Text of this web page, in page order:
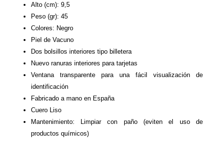
Alto (cm): 9,5
Peso (gr): 45
Colores: Negro
Piel de Vacuno
Dos bolsillos interiores tipo billetera
Nuevo ranuras interiores para tarjetas
Ventana transparente para una fácil visualización de
identificación
Fabricado a mano en España
Cuero Liso
Mantenimiento: Limpiar con paño (eviten el uso de
productos químicos)